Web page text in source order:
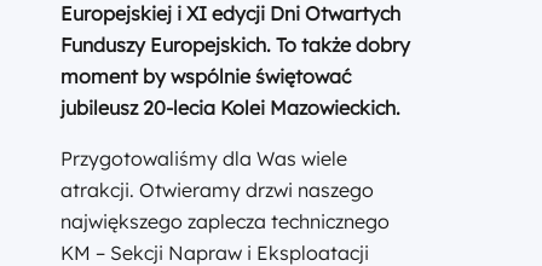
Europejskiej i XI edycji Dni Otwartych
Funduszy Europejskich. To także dobry
moment by wspólnie świętować
jubileusz 20-lecia Kolei Mazowieckich.
Przygotowaliśmy dla Was wiele
atrakcji. Otwieramy drzwi naszego
największego zaplecza technicznego
KM – Sekcji Napraw i Eksploatacji